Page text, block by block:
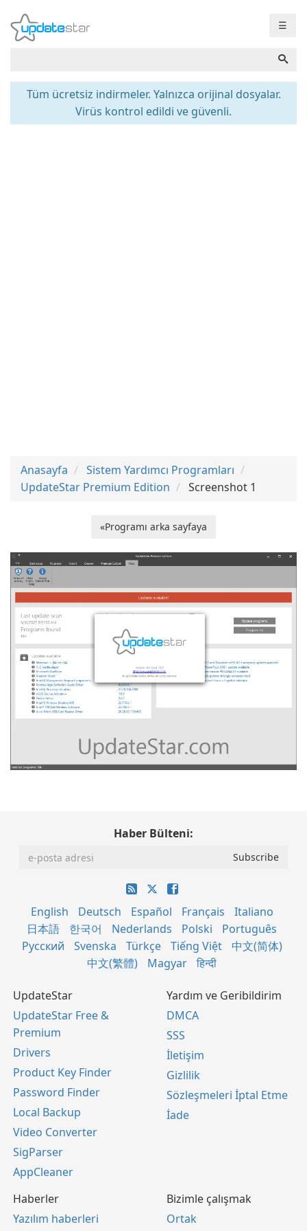
☰
Tüm ücretsiz indirmeler. Yalnızca orijinal dosyalar.
Virüs kontrol edildi ve güvenli.
Anasayfa
Sistem Yardımcı Programları
UpdateStar Premium Edition
Screenshot 1
«Programı arka sayfaya
Haber Bülteni:
English Deutsch Español Français
Italiano
日本語
한국어 Nederlands Polski
Português
Русский
Svenska Türkçe Tiếng Việt
中文(简体)
中文(繁體)
Magyar हिन्दी
UpdateStar
UpdateStar Free &
Premium
Drivers
Product Key Finder
Password Finder
Local Backup
Video Converter
SigParser
AppCleaner
Yardım ve Geribildirim
DMCA
SSS
İletişim
Gizlilik
Sözleşmeleri İptal Etme
İade
Haberler
Yazılım haberleri
Bizimle çalışmak
Ortak